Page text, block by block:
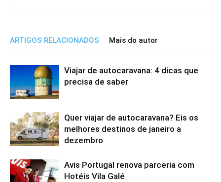
ARTIGOS RELACIONADOS Mais do autor
Viajar de autocaravana: 4 dicas que
precisa de saber
Quer viajar de autocaravana? Eis os
melhores destinos de janeiro a
dezembro
Avis Portugal renova parceria com
Hotéis Vila Galé